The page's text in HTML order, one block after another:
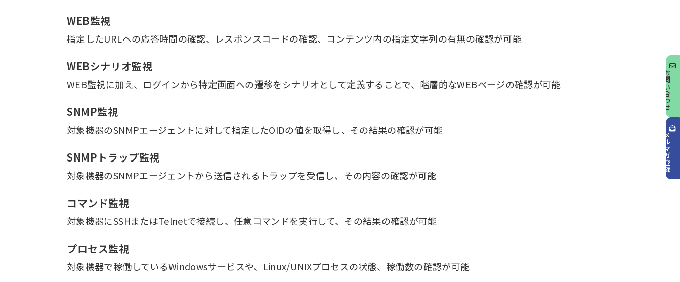
WEB監視
指定したURLへの応答時間の確認、レスポンスコードの確認、コンテンツ内の指定文字列の有無の確認が可能
WEBシナリオ監視
WEB監視に加え、ログインから特定画面への遷移をシナリオとして定義することで、階層的なWEBページの確認が可能
SNMP監視
対象機器のSNMPエージェントに対して指定したOIDの値を取得し、その結果の確認が可能
SNMPトラップ監視
対象機器のSNMPエージェントから送信されるトラップを受信し、その内容の確認が可能
コマンド監視
対象機器にSSHまたはTelnetで接続し、任意コマンドを実行して、その結果の確認が可能
プロセス監視
対象機器で稼働しているWindowsサービスや、Linux/UNIXプロセスの状態、稼働数の確認が可能
お問い合わせ
メルマガ登録